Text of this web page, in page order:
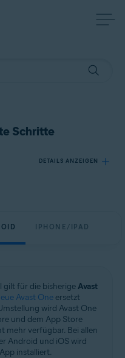
Schritte
DETAILS ANZEIGEN
IPHONE/IPAD
gilt für die bisherigeAvast
Avast One ersetzt
wird Avast One
und dem App Store
mehr verfügbar. Bei allen
Android und iOS wird
installiert.